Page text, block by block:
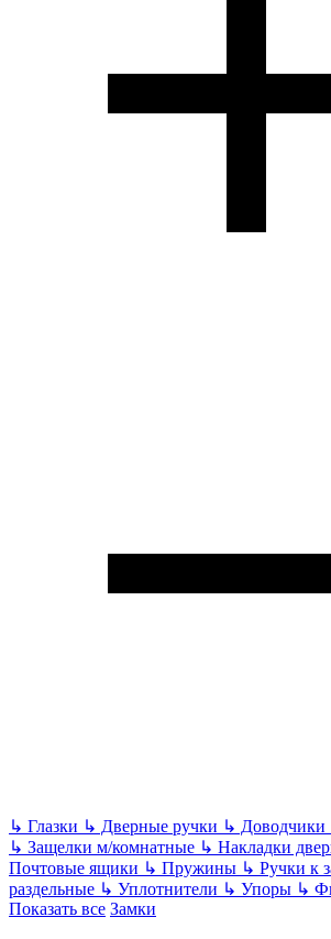
↳ Глазки ↳ Дверные ручки ↳ Доводчики
↳ Защелки м/комнатные ↳ Накладки
Почтовые ящики ↳ Пружины ↳ Ручки к
раздельные ↳ Уплотнители ↳ Упоры ↳
Показать все Замки